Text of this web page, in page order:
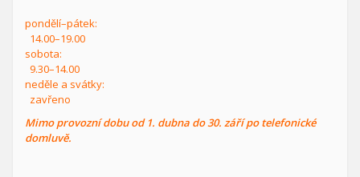
pondělí–pátek:
14.00–19.00
sobota:
9.30–14.00
neděle a svátky:
zavřeno
Mimo provozní dobu od 1. dubna do 30. září po telefonické
domluvě.